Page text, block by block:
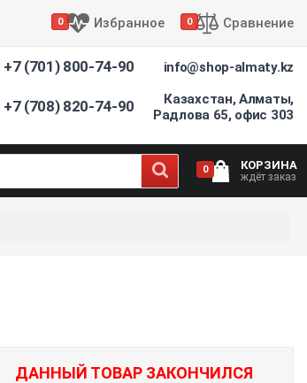
0 Избранное 0 Сравнение
+7 (701) 800-74-90
+7 (708) 820-74-90
info@shop-almaty.kz
Казахстан, Алматы,
Радлова 65, офис 303
0 КОРЗИНА
ждёт заказ
ДАННЫЙ ТОВАР ЗАКОНЧИЛСЯ